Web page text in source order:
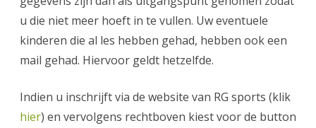
u die niet meer hoeft in te vullen. Uw eventuele
kinderen die al les hebben gehad, hebben ook een
mail gehad. Hiervoor geldt hetzelfde.
Indien u inschrijft via de website van RG sports (klik
hier) en vervolgens rechtboven kiest voor de button